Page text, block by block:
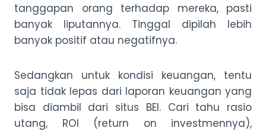
tanggapan orang terhadap mereka, pasti
banyak liputannya. Tinggal dipilah lebih
banyak positif atau negatifnya.
Sedangkan untuk kondisi keuangan, tentu
saja tidak lepas dari laporan keuangan yang
bisa diambil dari situs BEI. Cari tahu rasio
utang, ROI (return on investmennya),